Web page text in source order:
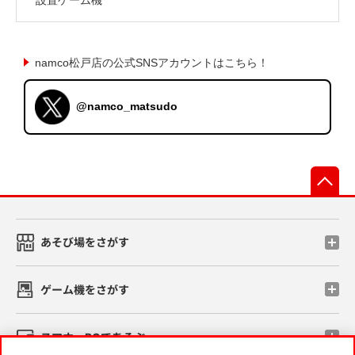
namco松戸店の公式SNSアカウントはこちら！
@namco_matsudo
あそび場をさがす
ゲーム機をさがす
スマホ・PCであそぶ